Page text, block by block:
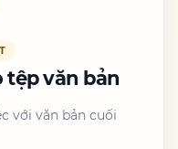
tệp văn bản
với văn bản cuối